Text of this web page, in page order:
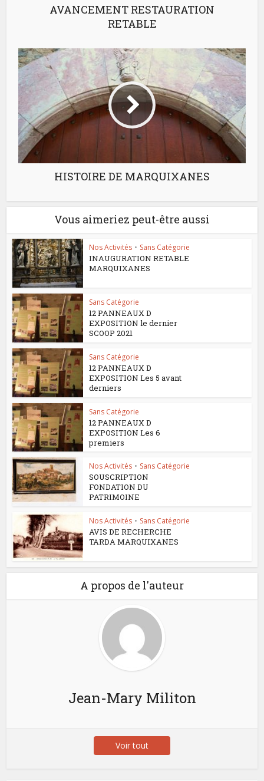
AVANCEMENT RESTAURATION
RETABLE
HISTOIRE DE MARQUIXANES
Vous aimeriez peut-être aussi
Nos Activités • Sans Catégorie
INAUGURATION RETABLE
MARQUIXANES
Sans Catégorie
12 PANNEAUX D
EXPOSITION le dernier
SCOOP 2021
Sans Catégorie
12 PANNEAUX D
EXPOSITION Les 5 avant
derniers
Sans Catégorie
12 PANNEAUX D
EXPOSITION Les 6
premiers
Nos Activités • Sans Catégorie
SOUSCRIPTION
FONDATION DU
PATRIMOINE
Nos Activités • Sans Catégorie
AVIS DE RECHERCHE
TARDA MARQUIXANES
A propos de l'auteur
Jean-Mary Militon
Voir tout